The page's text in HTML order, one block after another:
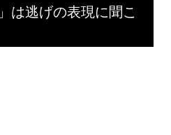
は逃げの表現に聞こ